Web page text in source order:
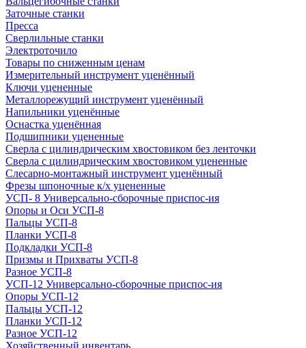
Заточные станки
Пресса
Сверлильные станки
Электроточило
Товары по сниженным ценам
Измерительный инструмент уценённый
Ключи уцененные
Металлорежущий инструмент уценённый
Напильники уценённые
Оснастка уценённая
Подшипники уцененные
Сверла с цилиндрическим хвостовиком без ленточки
Сверла с цилиндрическим хвостовиком уцененные
Слесарно-монтажный инструмент уценённый
Фрезы шпоночные к/х уцененные
УСП- 8 Универсально-сборочные приспос-ия
Опоры и Оси УСП-8
Пальцы УСП-8
Планки УСП-8
Подкладки УСП-8
Призмы и Прихваты УСП-8
Разное УСП-8
УСП-12 Универсально-сборочные приспос-ия
Опоры УСП-12
Пальцы УСП-12
Планки УСП-12
Разное УСП-12
Хозяйственный инвентарь